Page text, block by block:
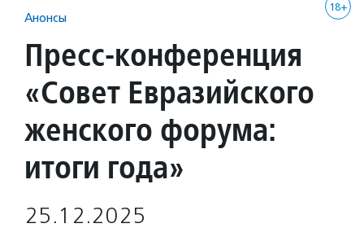
18+
Анонсы
Пресс-конференция
«Совет Евразийского
женского форума:
итоги года»
25.12.2025